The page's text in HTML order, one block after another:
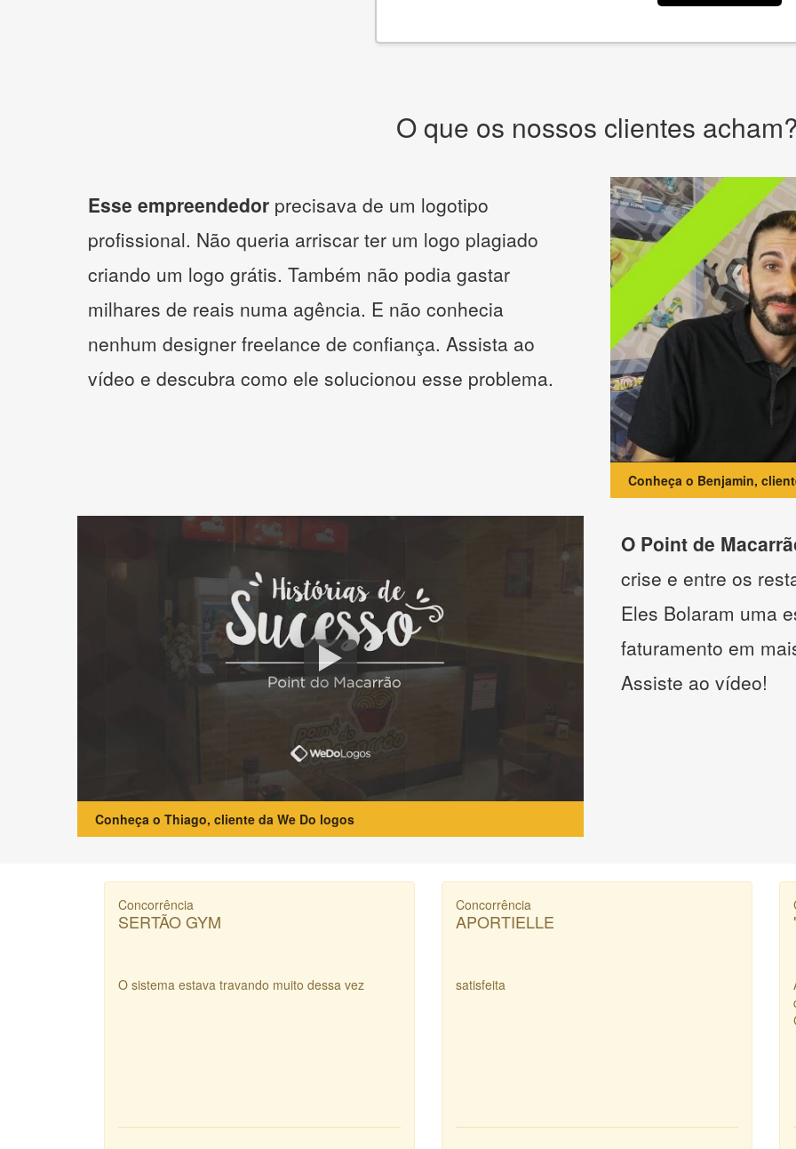
O que os nossos clientes
Esse empreendedor precisava de um logotipo
profissional. Não queria arriscar ter um logo plagiado
criando um logo grátis. Também não podia gastar
milhares de reais numa agência. E não conhecia
nenhum designer freelance de confiança. Assista ao
vídeo e descubra como ele solucionou esse problema.
Conheça o Benjamin,
Conheça o Thiago, cliente da We Do logos
O Point de
crise e entre os
Eles Bolaram uma
faturamento em
Assiste ao vídeo!
Concorrência
SERTÃO GYM
O sistema estava travando muito dessa vez
Concorrência
APORTIELLE
satisfeita